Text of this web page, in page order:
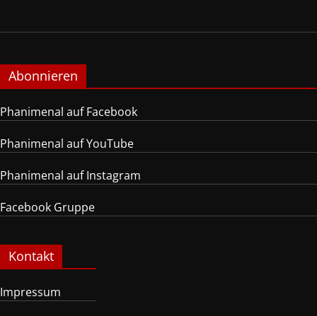
Abonnieren
Phanimenal auf Facebook
Phanimenal auf YouTube
Phanimenal auf Instagram
Facebook Gruppe
Kontakt
Impressum